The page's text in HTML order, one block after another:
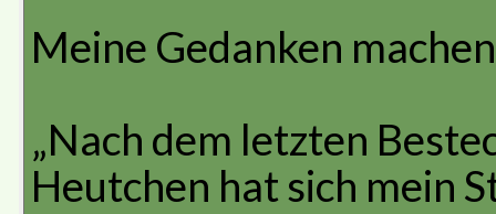
Meine Gedanken
„Nach dem letzten
Heutchen hat sich mein